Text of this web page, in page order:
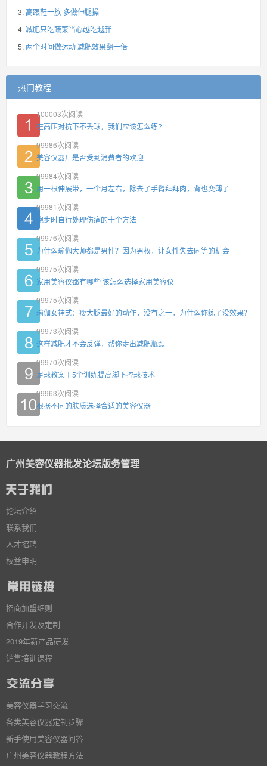
高跟鞋一族 多做伸腿操
减肥只吃蔬菜当心越吃越胖
两个时间做运动 减肥效果翻一倍
热门教程
100003次阅读
在高压对抗下不丢球，我们应该怎么练?
99986次阅读
美容仪器厂是否受到消费者的欢迎
99984次阅读
用一根伸展带，一个月左右，除去了手臂拜拜肉，背也变薄了
99981 次阅读
跑步时自行处理伤痛的十个方法
99976次阅读
为什么瑜伽大师都是男性？因为男权，让女性失去同等的机会
99975次阅读
家用美容仪都有哪些 该怎么选择家用美容仪
99975次阅读
瑜伽女神式：瘦大腿最好的动作，没有之一，为什么你练了没效果？
99973次阅读
这样减肥才不会反弹，帮你走出减肥瓶颈
99970次阅读
足球教案丨5个训练提高脚下控球技术
99963次阅读
根据不同的肤质选择合适的美容仪器
广州美容仪器批发论坛版务管理
论坛介绍
联系我们
人才招聘
权益申明
招商加盟细则
合作开发及定制
2019年新产品研发
销售培训课程
美容仪器学习交流
各类美容仪器定制步骤
新手使用美容仪器问答
广州美容仪器教程方法